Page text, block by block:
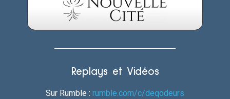
Replays et Vidéos
Sur Rumble : rumble.com/c/deqodeurs